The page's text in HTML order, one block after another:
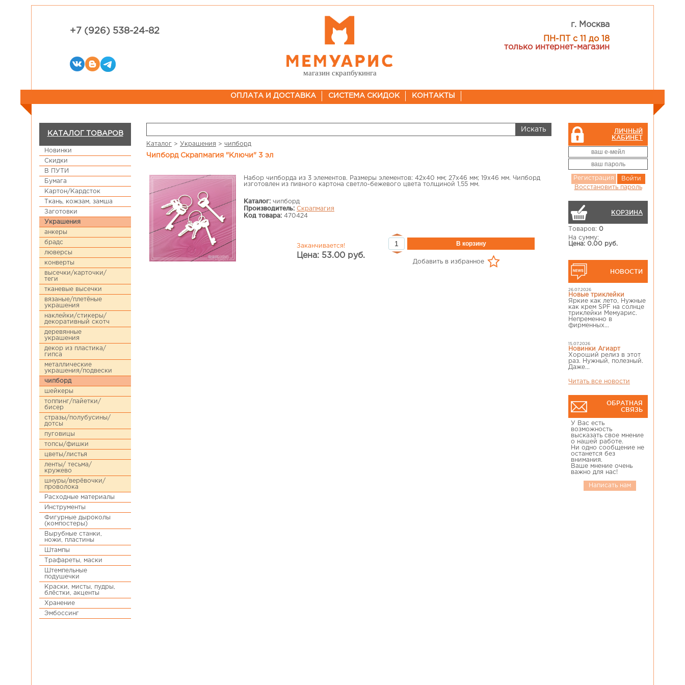
+7 (926) 538-24-82
магазин скрапбукинга
г. Москва
ПН-ПТ с 11 до 18
только интернет-магазин
ОПЛАТА И ДОСТАВКА СИСТЕМА СКИДОК КОНТАКТЫ
КАТАЛОГ ТОВАРОВ
Новинки
Скидки
В ПУТИ
Бумага
Картон/Кардсток
Ткань, кожзам, замша
Заготовки
Украшения
анкеры
брадс
люверсы
конверты
высечки/карточки/
теги
тканевые высечки
вязаные/плетёные
украшения
наклейки/стикеры/
декоративный скотч
деревянные
украшения
декор из пластика/
гипса
металлические
украшения/подвески
чипборд
шейкеры
топпинг/пайетки/
бисер
стразы/полубусины/
дотсы
пуговицы
топсы/фишки
цветы/листья
ленты/ тесьма/
кружево
шнуры/верёвочки/
проволока
Расходные материалы
Инструменты
Фигурные дыроколы
(компостеры)
Вырубные станки,
ножи, пластины
Штампы
Трафареты, маски
Штемпельные
подушечки
Краски, мисты, пудры,
блёстки, акценты
Хранение
Эмбоссинг
ЛИЧНЫЙ
КАБИНЕТ
Регистрация
Войти
Восстановить пароль
КОРЗИНА
Товаров: 0
На сумму:
Цена: 0.00 руб.
НОВОСТИ
26.07.2026
Новые триклейки
Яркие как лето, Нужные
как крем SPF на солнце
триклейки Мемуарис.
Непременно в
фирменных...
15.07.2026
Новинки Агиарт
Хороший релиз в этот
раз. Нужный, полезный.
Даже...
Читать все новости
ОБРАТНАЯ
СВЯЗЬ
У Вас есть
возможность
высказать свое мнение
о нашей работе.
Ни одно сообщение не
останется без
внимания.
Ваше мнение очень
важно для нас!
Написать нам
Каталог > Украшения > чипборд
Чипборд Скрапмагия "Ключи" 3 эл
Набор чипборда из 3 элементов. Размеры элементов: 42х40 мм; 27х46 мм; 19х46 мм. Чипборд
изготовлен из пивного картона светло-бежевого цвета толщиной 1,55 мм.
Каталог: чипборд
Производитель: Скрапмагия
Код товара: 470424
Заканчивается!
Цена: 53.00 руб.
Добавить в избранное